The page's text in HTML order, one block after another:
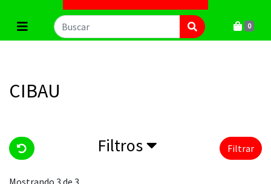
0
CIBAU
Filtros Filtrar
Mostrando 3 de 3